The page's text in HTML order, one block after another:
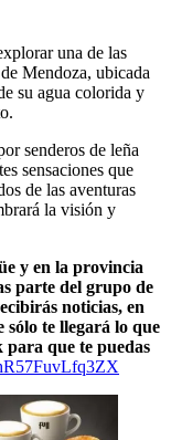
una de las
Mendoza, ubicada
su agua colorida y
senderos de leña
sensaciones que
de las aventuras
la visión y
y en la provincia
parte del grupo de
noticias, en
te llegará lo que
para que te puedas